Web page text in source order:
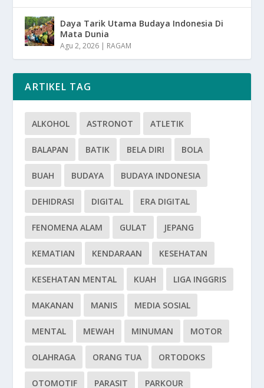
Daya Tarik Utama Budaya Indonesia Di
Mata Dunia
Agu 2, 2026 | RAGAM
ARTIKEL TAG
ALKOHOL ASTRONOT ATLETIK
BALAPAN BATIK BELA DIRI BOLA
BUAH BUDAYA BUDAYA INDONESIA
DEHIDRASI DIGITAL ERA DIGITAL
FENOMENA ALAM GULAT JEPANG
KEMATIAN KENDARAAN KESEHATAN
KESEHATAN MENTAL KUAH LIGA INGGRIS
MAKANAN MANIS MEDIA SOSIAL
MENTAL MEWAH MINUMAN MOTOR
OLAHRAGA ORANG TUA ORTODOKS
OTOMOTIF PARASIT PARKOUR